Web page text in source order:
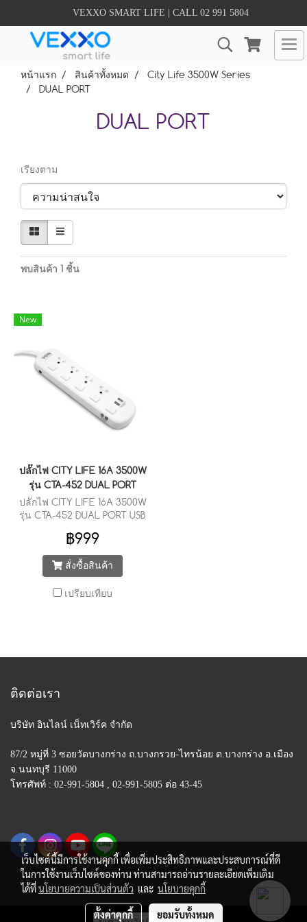
VEXXO SMART LIFE | CALL 02 991 5804
หน้าแรก สินค้าทั้งหมด
City Life 3500W Series
DUAL PORT
DUAL PORT
เรียงตาม
พบสินค้า 1 ชิ้น
New
ปลั๊กไฟ CITY LIFE 16A 3500W
รุ่น CTA-452 DUAL PORT
ปลั๊กไฟ CITY LIFE 16A 3500W
รุ่น CTA-452 DUAL PORT USB
฿999
สั่งซื้อสินค้า
เปรียบเทียบ
ติดต่อเรา
บริษัท อินไลน์ เน็ทเวิร์ค จำกัด
87/2 หมู่ที่ 3 ซอยวัดบางกร่าง ถ.บางกรวย-ไทรน้อย ต.บางกร่าง อ.เมือง
จ.นนทบุรี 11000
โทรศัพท์ : 02-991-5804 , 02-991-5805 ต่อ 43-45
เว็บไซต์นี้มีการใช้งานคุกกี้ เพื่อเพิ่มประสิทธิภาพและประสบการณ์ที่ดี
ในการใช้งานเว็บไซต์ของท่าน ท่านสามารถอ่านรายละเอียดเพิ่มเติม
ได้ที่นโยบายความเป็นส่วนตัว และ นโยบายคุกกี้
ตั้งค่าคุกกี้ ยอมรับทั้งหมด